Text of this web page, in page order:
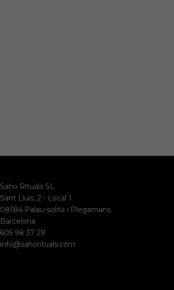
Saho Rituals SL
Sant Lluis, 2 - Local 1
08184 Palau-solità i Plegamans
Barcelona
605 98 37 29
info@sahorituals.com